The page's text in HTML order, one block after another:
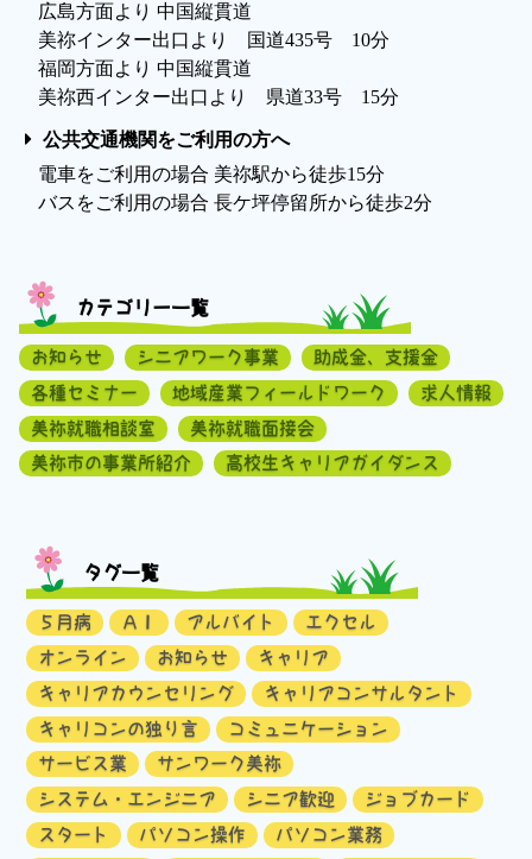
広島方面より 中国縦貫道
美祢インター出口より 国道435号 10分
福岡方面より 中国縦貫道
美祢西インター出口より 県道33号 15分
公共交通機関をご利用の方へ
電車をご利用の場合 美祢駅から徒歩15分
バスをご利用の場合 長ケ坪停留所から徒歩2分
カテゴリー一覧
お知らせ シニアワーク事業
助成金、支援金
各種セミナー
地域産業フィールドワーク
求人情報
美祢就職相談室
美祢就職面接会
美祢市の事業所紹介
高校生キャリアガイダンス
タグ一覧
５月病 ＡＩ アルバイト
エクセル
オンライン
お知らせ
キャリア
キャリアカウンセリング
キャリアコンサルタント
キャリコンの独り言
コミュニケーション
サービス業
サンワーク美祢
システム・エンジニア
シニア歓迎
ジョブカード
スタート
パソコン操作
パソコン業務